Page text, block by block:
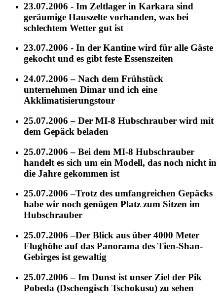
23.07.2006 - Im Zeltlager in Karkara sind
geräumige Hauszelte vorhanden, was bei
schlechtem Wetter gut ist
23.07.2006 - In der Kantine wird für alle Gäste
gekocht und es gibt feste Essenszeiten
24.07.2006 – Nach dem Frühstück
unternehmen Dimar und ich eine
Akklimatisierungstour
25.07.2006 – Der MI-8 Hubschrauber wird mit
dem Gepäck beladen
25.07.2006 – Bei dem MI-8 Hubschrauber
handelt es sich um ein Modell, das noch nicht in
die Jahre gekommen ist
25.07.2006 –Trotz des umfangreichen Gepäcks
habe wir noch genügen Platz zum Sitzen im
Hubschrauber
25.07.2006 –Der Blick aus über 4000 Meter
Flughöhe auf das Panorama des Tien-Shan-
Gebirges ist gewaltig
25.07.2006 – Im Dunst ist unser Ziel der Pik
Pobeda (Dschengisch Tschokusu) zu sehen